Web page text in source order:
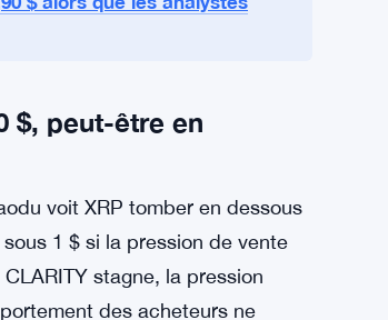
Ce changement, s’il
les analystes visent une
$ alors que les analystes